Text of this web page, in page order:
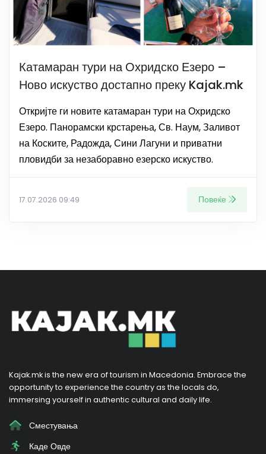
Катамаран тури на Охридско Езеро –
Ново искуство достапно преку Kajak.mk
Откријте ги новите катамаран тури на Охридско
Езеро. Панорамски крстарења, Св. Наум, Заливот
на Коските, Радожда, Сини Лагуни и приватни
пловидби за незаборавно езерско искуство.
17.07.2026 09:49 Повеќе
Kajak.mk is the new era of tourism in Macedonia. Embrace the
opportunity to experience the country as the locals do,
immersing yourself in authentic cultural and daily life.
Сместувања
Каде Овде